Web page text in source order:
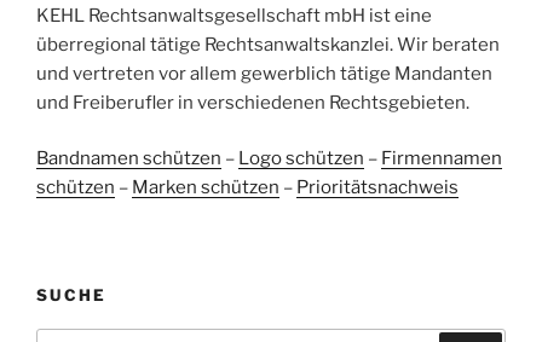
Bewertungen auf
ProvenExpert.com
Bewertungen von
2
anderen Quellen
Blick aufs ProvenExpert-Profil werfen
KEHL Rechtsanwaltsgesellschaft mbH ist eine
überregional tätige Rechtsanwaltskanzlei. Wir beraten
und vertreten vor allem gewerblich tätige Mandanten
und Freiberufler in verschiedenen Rechtsgebieten.
Bandnamen schützen – Logo schützen – Firmennamen
schützen – Marken schützen – Prioritätsnachweis
SUCHE